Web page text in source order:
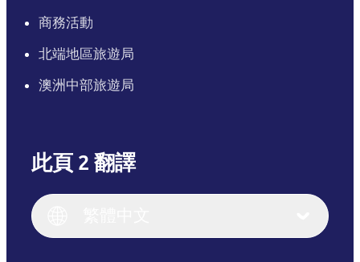
商務活動
北端地區旅遊局
澳洲中部旅遊局
此頁 2 翻譯
English (US)